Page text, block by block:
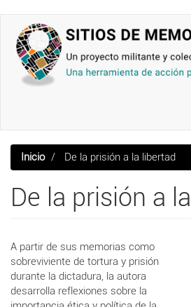
contenido
principal
Inicio De la prisión a la libertad
De la prisión a
A partir de sus memorias como
sobreviviente de tortura y prisión
durante la dictadura, la autora
desarrolla reflexiones sobre la